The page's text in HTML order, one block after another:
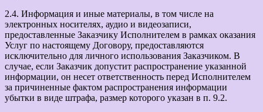
2.4. Информация и иные материалы, в том числе на
электронных носителях, аудио и видеозаписи,
предоставленные Заказчику Исполнителем в рамках оказания
Услуг по настоящему Договору, предоставляются
исключительно для личного использования Заказчиком. В
случае, если Заказчик допустит распространение указанной
информации, он несет ответственность перед Исполнителем
за причиненные фактом распространения информации
убытки в виде штрафа, размер которого указан в п. 9.2.